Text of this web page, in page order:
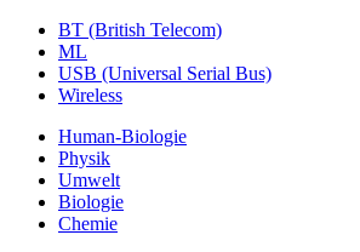
BT (British Telecom)
ML
USB (Universal Serial Bus)
Wireless
Human-Biologie
Physik
Umwelt
Biologie
Chemie